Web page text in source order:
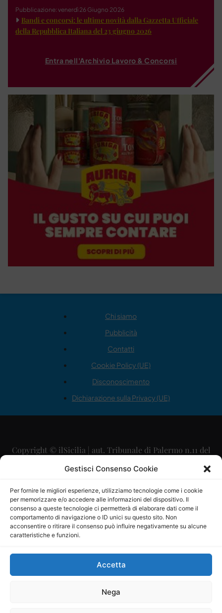
Gestisci Consenso Cookie
Per fornire le migliori esperienze, utilizziamo tecnologie come i cookie
per memorizzare e/o accedere alle informazioni del dispositivo. Il
consenso a queste tecnologie ci permetterà di elaborare dati come il
comportamento di navigazione o ID unici su questo sito. Non
acconsentire o ritirare il consenso può influire negativamente su alcune
caratteristiche e funzioni.
Accetta
Nega
Pubblicazione: venerdì 26 Giugno 2026
Bandi e concorsi: le ultime novità dalla Gazzetta Ufficiale
della Repubblica Italiana del 23 giugno 2026
Entra nell'Archivio Lavoro & Concorsi
Chi siamo
Pubblicità
Contatti
Cookie Policy (UE)
Disconoscimento
Dichiarazione sulla Privacy (UE)
Copyright © ilSicilia | aut. Tribunale di Palermo n.11 del
29/09/2015
Direttore Editoriale: Maurizio Scaglione
Direttore Responsabile: Maria Calabrese
P.IVA: 06334930820
Mercurio Comunicazione Società Cooperativa a r.l. è
iscritta al Registro degli Operatori di Comunicazione al